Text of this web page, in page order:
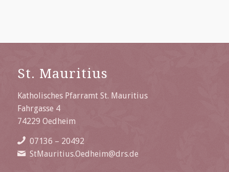
St. Mauritius
Katholisches Pfarramt St. Mauritius
Fahrgasse 4
74229 Oedheim
07136 – 20492
StMauritius.Oedheim@drs.de